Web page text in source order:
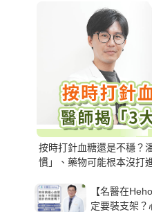
按時打針血糖還是不穩？
慣」、藥物可能根本沒打
【名醫在
定要裝支架？